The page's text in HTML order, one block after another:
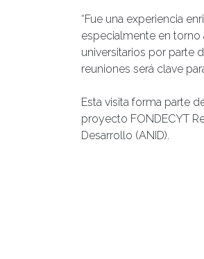
“Fue una experiencia
especialmente en torno
universitarios por parte
reuniones será clave
Esta visita forma parte
proyecto FONDECYT
Desarrollo (ANID).